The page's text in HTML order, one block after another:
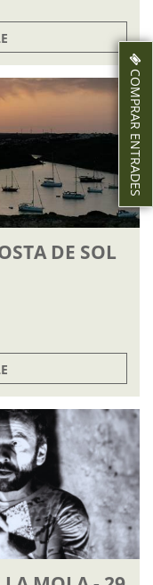
DE SOL
COMPRAR ENTRADES